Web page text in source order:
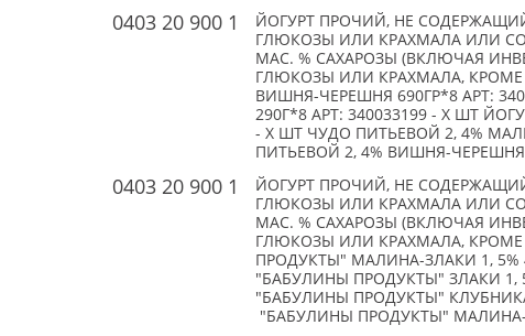
0403 20 900 1
ЙОГУРТ ПРОЧИЙ, НЕ
ГЛЮКОЗЫ ИЛИ КРАХМАЛА ИЛИ
МАС. % САХАРОЗЫ (ВКЛЮЧАЯ
ГЛЮКОЗЫ ИЛИ КРАХМАЛА, КРОМЕ
ВИШНЯ-ЧЕРЕШНЯ 690ГР*8 АРТ:
290Г*8 АРТ: 340033199 - X ШТ
- X ШТ ЧУДО ПИТЬЕВОЙ 2, 4%
ПИТЬЕВОЙ 2, 4% ВИШНЯ-ЧЕРЕШНЯ
0403 20 900 1
ЙОГУРТ ПРОЧИЙ, НЕ
ГЛЮКОЗЫ ИЛИ КРАХМАЛА ИЛИ
МАС. % САХАРОЗЫ (ВКЛЮЧАЯ
ГЛЮКОЗЫ ИЛИ КРАХМАЛА,
ПРОДУКТЫ" МАЛИНА-ЗЛАКИ 1, 5%
"БАБУЛИНЫ ПРОДУКТЫ" ЗЛАКИ 1,
"БАБУЛИНЫ ПРОДУКТЫ" КЛУБНИКА
"БАБУЛИНЫ ПРОДУКТЫ" МАЛИНА-